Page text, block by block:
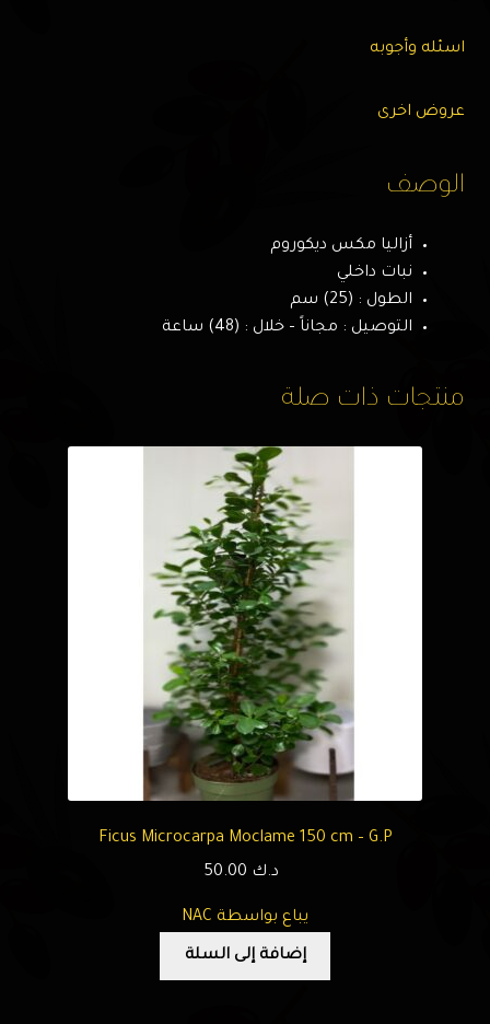
اسئله وأجوبه
عروض اخرى
الوصف
أزاليا مكس ديكوروم
نبات داخلي
الطول : (25) سم
التوصيل : مجاناً – خلال : (48) ساعة
منتجات ذات صلة
Ficus Microcarpa Moclame 150 cm – G.P
د.ك
يباع بواسطة NAC
إضافة إلى السلة